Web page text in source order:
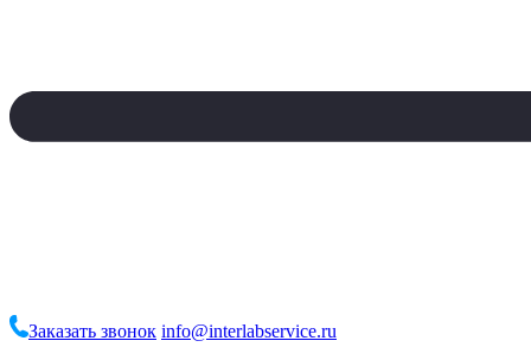
Заказать звонок info@interlabservice.ru